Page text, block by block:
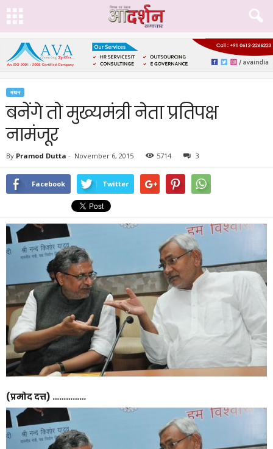
मंथन
बनेंगे तो मुख्यमंत्री नेता प्रतिपक्ष
नामंजूर
By Pramod Dutta - November 6, 2015 5714 3
Facebook Twitter
(प्रमोद दत्त) ……………